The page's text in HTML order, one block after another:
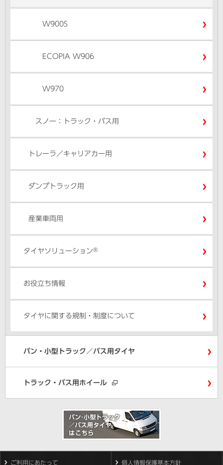
W900S
ECOPIA W906
W970
スノー：トラック・バス用
トレーラ／キャリアカー用
ダンプトラック用
産業車両用
タイヤソリューション®
お役立ち情報
タイヤに関する規制・制度について
バン・小型トラック／バス用タイヤ
トラック・バス用ホイール
ご利用にあたって 個人情報保護基本方針